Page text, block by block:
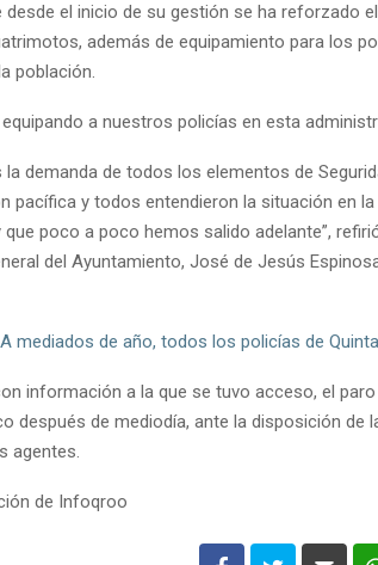
desde el inicio de su gestión se ha reforzado
además de equipamiento para los
población.
a nuestros policías en esta
la demanda de todos los elementos de
pacífica y todos entendieron la situación en
que poco a poco hemos salido adelante”,
del Ayuntamiento, José de Jesús
A mediados de año, todos los policías de
información a la que se tuvo acceso, el
después de mediodía, ante la disposición de
agentes.
de Infoqroo